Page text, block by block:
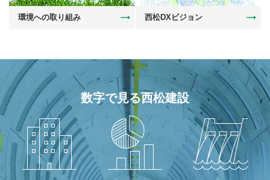
環境への取り組み 西松DXビジョン
数字で見る西松建設